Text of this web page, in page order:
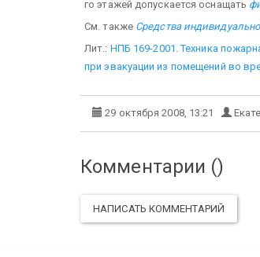
го этажей допускается оснащать
См. также Средства
Лит.: НПБ 169-2001. Техника
при эвакуации из помещений во
29 октября 2008, 13:21
Комментарии ()
НАПИСАТЬ КОММЕНТАРИЙ